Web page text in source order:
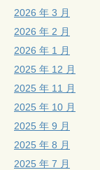
2026 年 3 月
2026 年 2 月
2026 年 1 月
2025 年 12 月
2025 年 11 月
2025 年 10 月
2025 年 9 月
2025 年 8 月
2025 年 7 月